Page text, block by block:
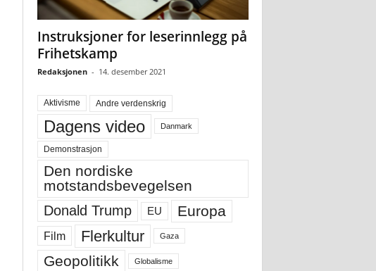
Instruksjoner for leserinnlegg på
Frihetskamp
Redaksjonen - 14. desember 2021
Aktivisme Andre verdenskrig
Dagens video Danmark
Demonstrasjon
Den nordiske
motstandsbevegelsen
Donald Trump EU Europa
Film Flerkultur Gaza
Geopolitikk Globalisme